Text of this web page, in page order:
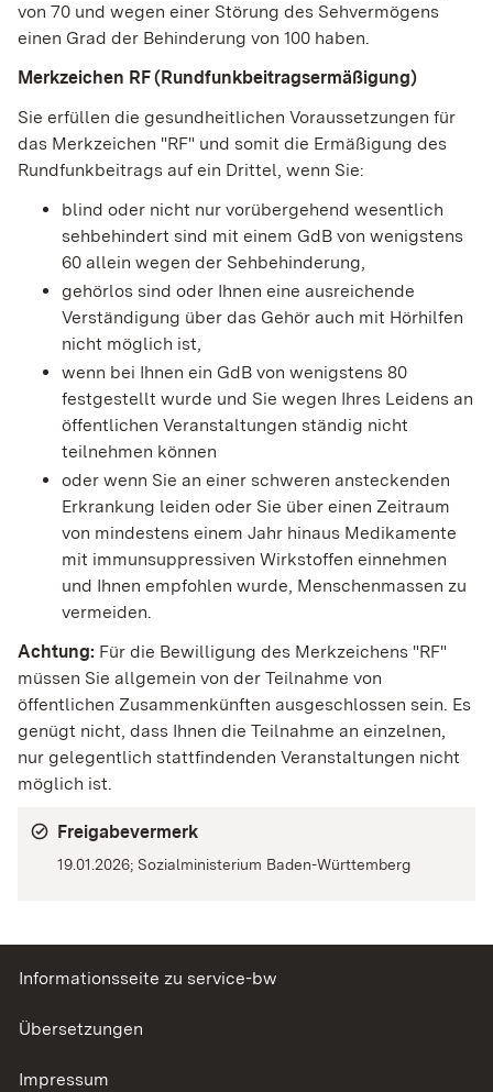
von 70 und wegen einer Störung des Sehvermögens
einen Grad der Behinderung von 100 haben.
Merkzeichen RF(Rundfunkbeitragsermäßigung)
Sie erfüllen die gesundheitlichen Voraussetzungen für
das Merkzeichen "RF" und somit die Ermäßigung des
Rundfunkbeitrags auf ein Drittel, wenn Sie:
blind oder nicht nur vorübergehend wesentlich
sehbehindert sind mit einem GdB von wenigstens
60 allein wegen der Sehbehinderung,
gehörlos sind oder Ihnen eine ausreichende
Verständigung über das Gehör auch mit Hörhilfen
nicht möglich ist,
wenn bei Ihnen ein GdB von wenigstens 80
festgestellt wurde und Sie wegen Ihres Leidens an
öffentlichen Veranstaltungen ständig nicht
teilnehmen können
oder wenn Sie an einer schweren ansteckenden
Erkrankung leiden oder Sie über einen Zeitraum
von mindestens einem Jahr hinaus Medikamente
mit immunsuppressiven Wirkstoffen einnehmen
und Ihnen empfohlen wurde, Menschenmassen zu
vermeiden.
Achtung: Für die Bewilligung des Merkzeichens "RF"
müssen Sie allgemein von der Teilnahme von
öffentlichen Zusammenkünften ausgeschlossen sein. Es
genügt nicht, dass Ihnen die Teilnahme an einzelnen,
nur gelegentlich stattfindenden Veranstaltungen nicht
möglich ist.
Freigabevermerk
19.01.2026; Sozialministerium Baden-Württemberg
Informationsseite zu service-bw
Übersetzungen
Impressum